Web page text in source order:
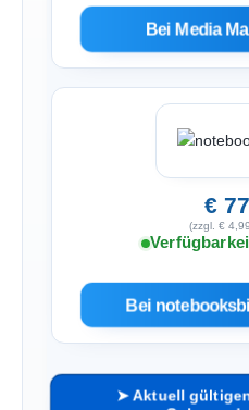
Bei Media
€
(zzgl. €
Bei
➤ Aktuell